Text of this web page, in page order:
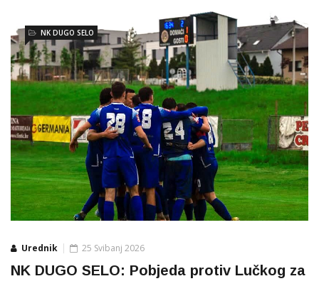
Urednik
NK DUGO SELO
25 Svibanj 2026
NK DUGO SELO: Pobjeda protiv Lučkog za